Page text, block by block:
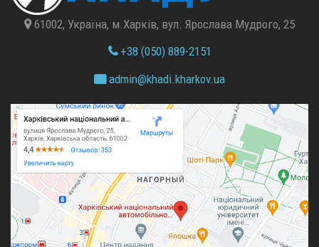
61002, Україна, м.Харків, вул. Ярослава Мудрого, 25
+38 (050) 889-2151
admin@khadi.kharkov.ua